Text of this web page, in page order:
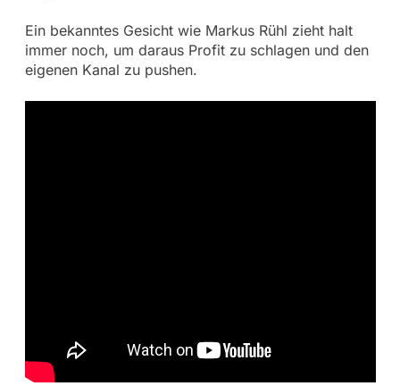
Ein bekanntes Gesicht wie Markus Rühl zieht halt
immer noch, um daraus Profit zu schlagen und den
eigenen Kanal zu pushen.